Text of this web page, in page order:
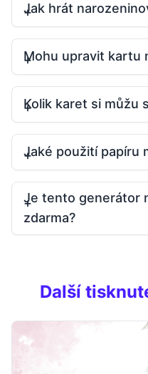
Jak hrát
Mohu upravit kartu
Kolik karet si můžu
Jaké použití papíru
Je tento generátor
zdarma?
Další